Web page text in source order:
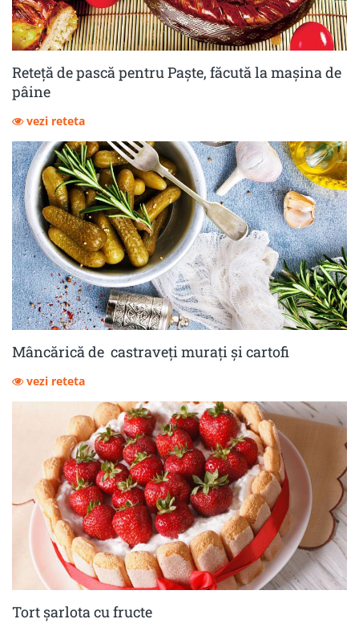
Reteță de pască pentru Paște, făcută la mașina de
pâine
vezi reteta
Mâncărică de castraveţi muraţi şi cartofi
vezi reteta
Tort șarlota cu fructe